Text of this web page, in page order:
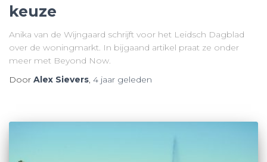
keuze
Anika van de Wijngaard schrijft voor het Leidsch Dagblad
over de woningmarkt. In bijgaand artikel praat ze onder
meer met Beyond Now.
Door Alex Sievers, 4 jaar geleden